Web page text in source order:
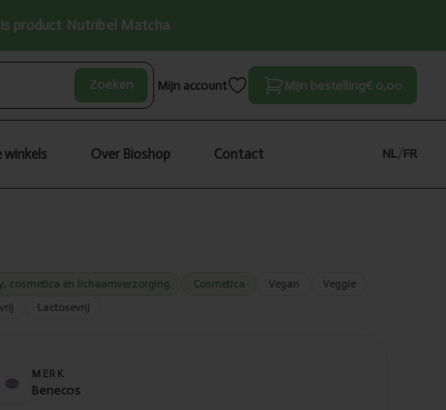
product Nutribel Matcha
Zoeken Mijn account Mijn bestelling€ 0,00
winkels Over Bioshop Contact NL FR
cosmetica en lichaamverzorging Cosmetica Vegan
Veggie
Lactosevrij
MERK
Benecos